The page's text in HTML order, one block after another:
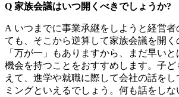
Q 家族会議はいつ開くべきでしょうか?
A いつまでに事業承継をしようと経営
ても、そこから逆算して家族会議を開く
「万が一」もありますから、まだ早い
機会を持つことをおすすめします。子
えて、進学や就職に際して会社の話をし
ミングといえるでしょう。何も話をしな